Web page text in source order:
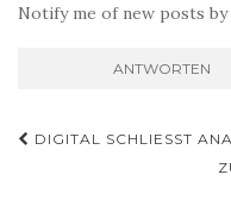
Notify me of new posts by
DIGITAL SCHLIESST